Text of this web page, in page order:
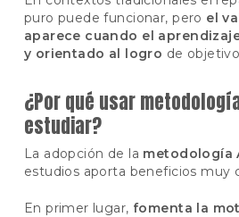
puro puede funcionar, pero el
aparece cuando el
y orientado al logro de
¿Por qué usar
estudiar?
La adopción de la metodología
estudios aporta beneficios muy
En primer lugar, fomenta la